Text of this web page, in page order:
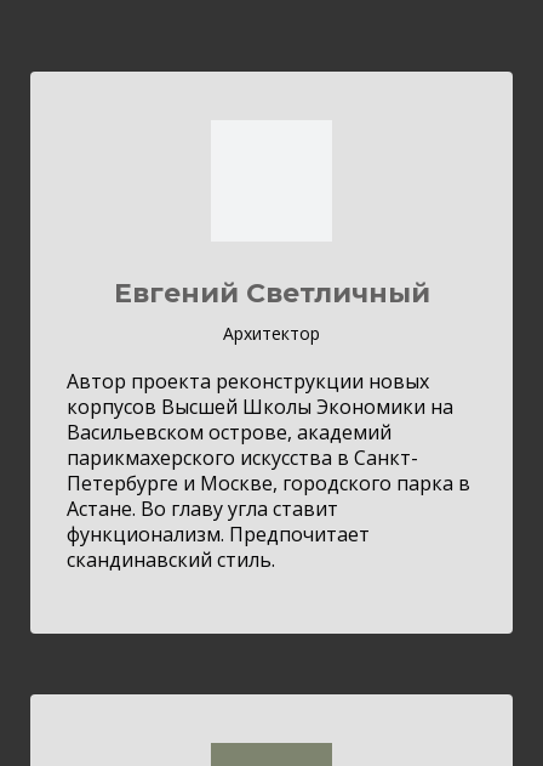
Евгений Светличный
Архитектор
Автор проекта реконструкции новых
корпусов Высшей Школы Экономики на
Васильевском острове, академий
парикмахерского искусства в Санкт-
Петербурге и Москве, городского парка в
Астане. Во главу угла ставит
функционализм. Предпочитает
скандинавский стиль.